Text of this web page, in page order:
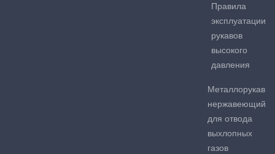
Правила
эксплуатации
рукавов
высокого
давления
Металлорукав
нержавеющий
для отвода
выхлопных
газов